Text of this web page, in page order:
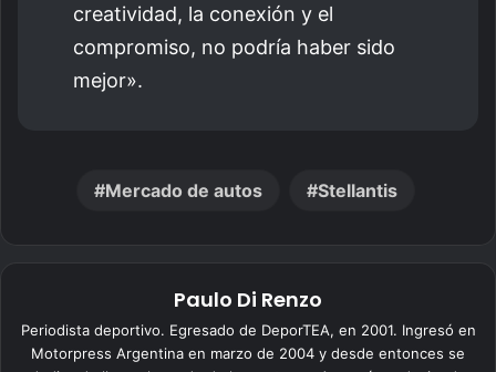
creatividad, la conexión y el
compromiso, no podría haber sido
mejor».
Mercado de autos Stellantis
Paulo Di Renzo
Periodista deportivo. Egresado de DeporTEA, en 2001. Ingresó en
Motorpress Argentina en marzo de 2004 y desde entonces se